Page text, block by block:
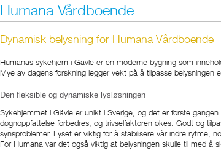
Humana Vårdboende
Dynamisk belysning for Humana Vårdboende
Humanas sykehjem i Gävle er en moderne bygning som
Mye av dagens forskning legger vekt på å tilpasse
Den fleksible og dynamiske lysløsningen
Sykehjemmet i Gävle er unikt i Sverige, og det er første
døgnoppfattelse forbedres, og trivselfaktoren økes. Godt og
synsproblemer. Lyset er viktig for å stabilisere vår indre rytme,
For Humana var det også viktig at belysningen skulle til med å